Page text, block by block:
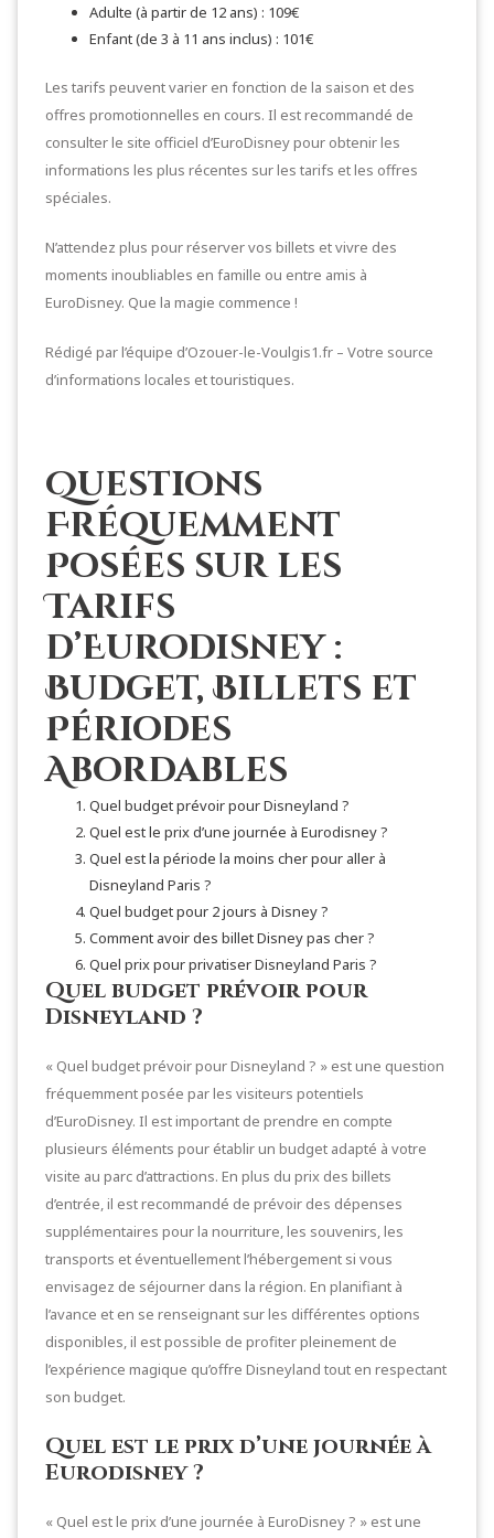
Adulte (à partir de 12 ans) : 109€
Enfant (de 3 à 11 ans inclus) : 101€
Les tarifs peuvent varier en fonction de la saison et des
offres promotionnelles en cours. Il est recommandé de
consulter le site officiel d’EuroDisney pour obtenir les
informations les plus récentes sur les tarifs et les offres
spéciales.
N’attendez plus pour réserver vos billets et vivre des
moments inoubliables en famille ou entre amis à
EuroDisney. Que la magie commence !
Rédigé par l’équipe d’Ozouer-le-Voulgis1.fr – Votre source
d’informations locales et touristiques.
Questions
Fréquemment
Posées sur les
Tarifs
d’Eurodisney :
Budget, Billets et
Périodes
Abordables
Quel budget prévoir pour Disneyland ?
Quel est le prix d’une journée à Eurodisney ?
Quel est la période la moins cher pour aller à
Disneyland Paris ?
Quel budget pour 2 jours à Disney ?
Comment avoir des billet Disney pas cher ?
Quel prix pour privatiser Disneyland Paris ?
Quel budget prévoir pour
Disneyland ?
« Quel budget prévoir pour Disneyland ? » est une question
fréquemment posée par les visiteurs potentiels
d’EuroDisney. Il est important de prendre en compte
plusieurs éléments pour établir un budget adapté à votre
visite au parc d’attractions. En plus du prix des billets
d’entrée, il est recommandé de prévoir des dépenses
supplémentaires pour la nourriture, les souvenirs, les
transports et éventuellement l’hébergement si vous
envisagez de séjourner dans la région. En planifiant à
l’avance et en se renseignant sur les différentes options
disponibles, il est possible de profiter pleinement de
l’expérience magique qu’offre Disneyland tout en respectant
son budget.
Quel est le prix d’une journée à
Eurodisney ?
« Quel est le prix d’une journée à EuroDisney ? » est une